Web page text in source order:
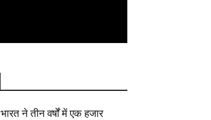
भारत ने तीन वर्षों में एक हजार